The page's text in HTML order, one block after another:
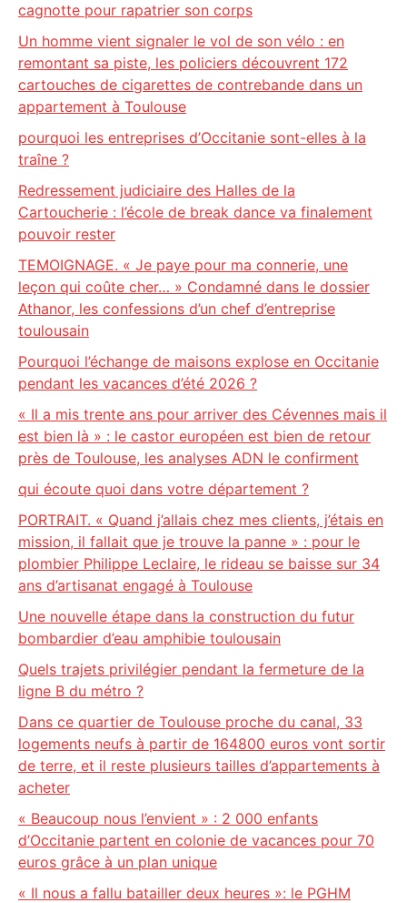
cagnotte pour rapatrier son corps
Un homme vient signaler le vol de son vélo : en
remontant sa piste, les policiers découvrent 172
cartouches de cigarettes de contrebande dans un
appartement à Toulouse
pourquoi les entreprises d’Occitanie sont-elles à la
traîne ?
Redressement judiciaire des Halles de la
Cartoucherie : l’école de break dance va finalement
pouvoir rester
TEMOIGNAGE. « Je paye pour ma connerie, une
leçon qui coûte cher… » Condamné dans le dossier
Athanor, les confessions d’un chef d’entreprise
toulousain
Pourquoi l’échange de maisons explose en Occitanie
pendant les vacances d’été 2026 ?
« Il a mis trente ans pour arriver des Cévennes mais il
est bien là » : le castor européen est bien de retour
près de Toulouse, les analyses ADN le confirment
qui écoute quoi dans votre département ?
PORTRAIT. « Quand j’allais chez mes clients, j’étais en
mission, il fallait que je trouve la panne » : pour le
plombier Philippe Leclaire, le rideau se baisse sur 34
ans d’artisanat engagé à Toulouse
Une nouvelle étape dans la construction du futur
bombardier d’eau amphibie toulousain
Quels trajets privilégier pendant la fermeture de la
ligne B du métro ?
Dans ce quartier de Toulouse proche du canal, 33
logements neufs à partir de 164800 euros vont sortir
de terre, et il reste plusieurs tailles d’appartements à
acheter
« Beaucoup nous l’envient » : 2 000 enfants
d’Occitanie partent en colonie de vacances pour 70
euros grâce à un plan unique
« Il nous a fallu batailler deux heures »: le PGHM